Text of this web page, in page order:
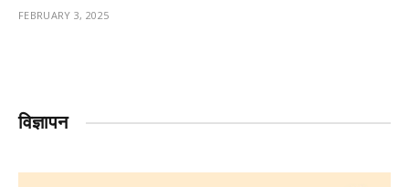
FEBRUARY 3, 2025
विज्ञापन